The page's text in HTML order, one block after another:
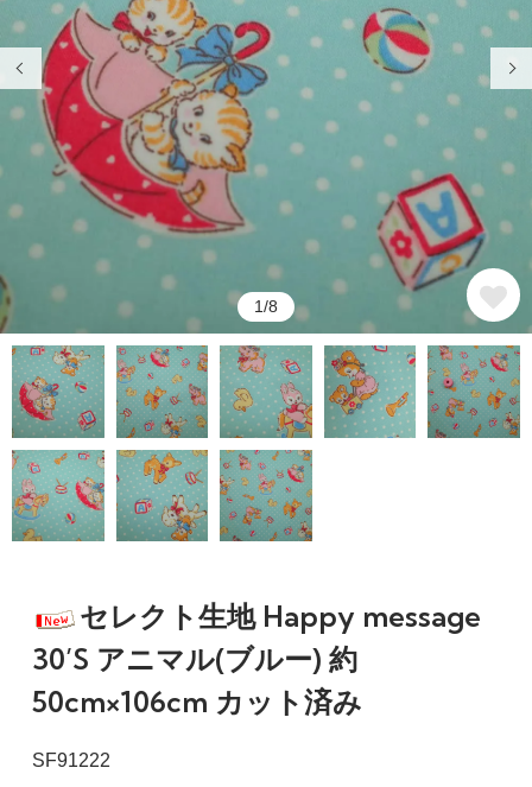
1/8
セレクト生地 Happy message
30’S アニマル(ブルー) 約
50cm×106cm カット済み
SF91222